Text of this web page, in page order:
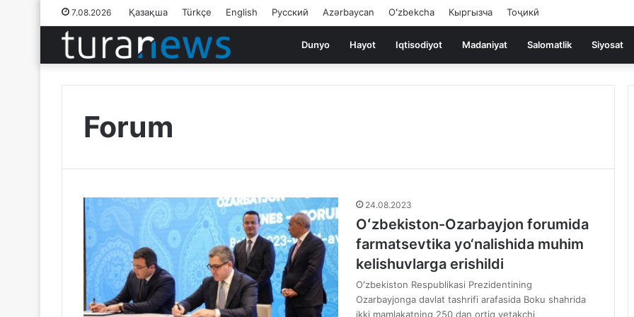
7.08.2026 Қазақша Türkçe English Русский Azərbaycan Oʻzbekcha Кыргызча Тоҷикӣ
Dunyo Hayot Iqtisodiyot Madaniyat Salomatlik Siyosat
Forum
24.08.2023
Oʻzbekiston-Ozarbayjon forumida
farmatsevtika yo‘nalishida muhim
kelishuvlarga erishildi
Oʻzbekiston Respublikasi Prezidentining
Ozarbayjonga davlat tashrifi arafasida Boku shahrida
ikki mamlakatning 250 dan ortiq yetakchi